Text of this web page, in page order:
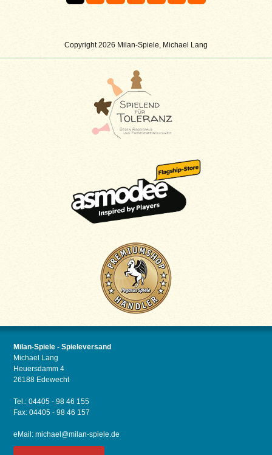
Copyright 2026 Milan-Spiele, Michael Lang
Milan-Spiele - Spieleversand
Michael Lang
Heuersdamm 4
26188 Edewecht
Tel.: 04405 - 98 46 155
Fax: 04405 - 98 46 157
eMail:michael@milan-spiele.de